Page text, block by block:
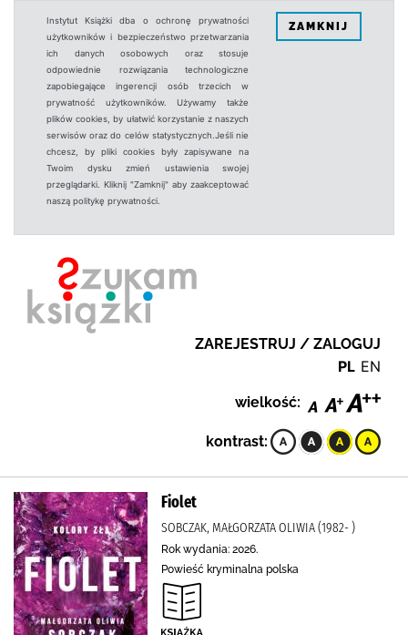
Instytut Książki dba o ochronę prywatności
użytkowników i bezpieczeństwo przetwarzania
ich danych osobowych oraz stosuje
odpowiednie rozwiązania technologiczne
zapobiegające ingerencji osób trzecich w
prywatność użytkowników. Używamy także
plików cookies, by ułatwić korzystanie z naszych
serwisów oraz do celów statystycznych.Jeśli nie
chcesz, by pliki cookies były zapisywane na
Twoim dysku zmień ustawienia swojej
przeglądarki. Kliknij "Zamknij" aby zaakceptować
naszą politykę prywatności.
ZAMKNIJ
ZAREJESTRUJ / ZALOGUJ
PL EN
wielkość:
kontrast:
Fiolet
SOBCZAK, MAŁGORZATA OLIWIA (1982- )
Rok wydania: 2026.
Powieść kryminalna polska